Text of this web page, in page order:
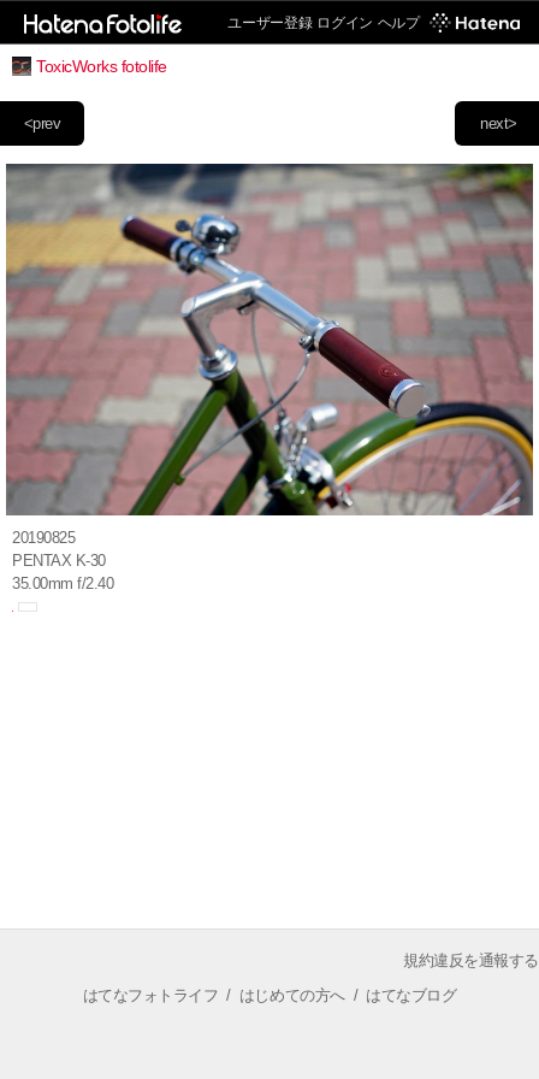
ユーザー登録 ログイン ヘルプ
ToxicWorks fotolife
next>
<prev
20190825
PENTAX K-30
35.00mm f/2.40
規約違反を通報する
はてなフォトライフ / はじめての方へ/ はてなブログ